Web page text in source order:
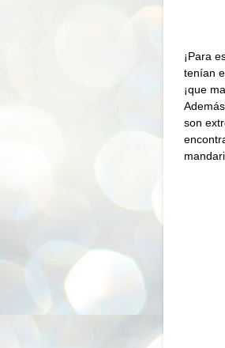
¡Para
tenían
¡que
son